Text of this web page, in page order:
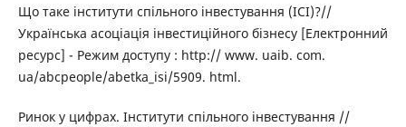
Що таке інститути спільного інвестування (ІСІ)?//
Українська асоціація інвестиційного бізнесу [Електронний
ресурс] - Режим доступу : http:// www. uaib. com.
ua/abcpeople/abetka_isi/5909. html.
Ринок у цифрах. Інститути спільного інвестування //